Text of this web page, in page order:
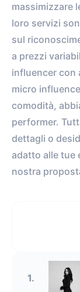
massimizzare
loro servizi
sul
a prezzi
influencer con
micro
comodità,
performer.
dettagli o
adatto alle tue
nostra
1.